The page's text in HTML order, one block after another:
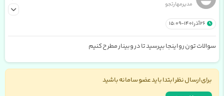
مدیرمهارتجو
26 آذر 1401 - 15:09
سوالات تون رو اینجا بپرسید تا در وبینار مطرح کنیم
برای ارسال نظر ابتدا باید عضو سامانه باشید